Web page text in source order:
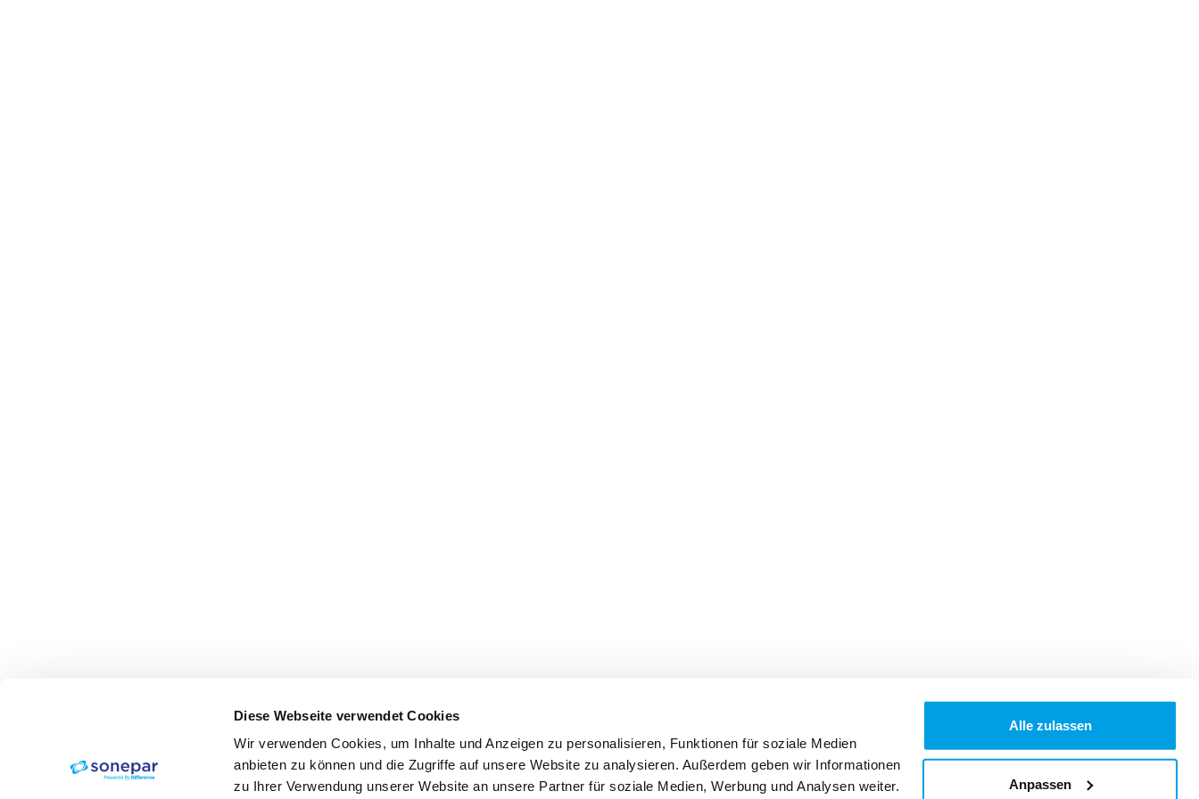
Diese Webseite verwendet Cookies
Wir verwenden Cookies, um Inhalte und Anzeigen zu personalisieren, Funktionen für soziale Medien
anbieten zu können und die Zugriffe auf unsere Website zu analysieren. Außerdem geben wir Informationen
zu Ihrer Verwendung unserer Website an unsere Partner für soziale Medien, Werbung und Analysen weiter.
Alle zulassen
Anpassen